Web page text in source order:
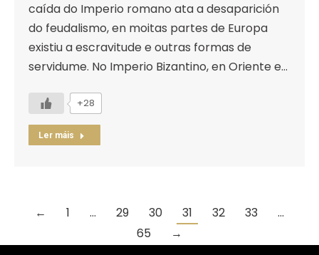
caída do Imperio romano ata a desaparición
do feudalismo, en moitas partes de Europa
existiu a escravitude e outras formas de
servidume. No Imperio Bizantino, en Oriente e…
+28
Ler máis
← 1 … 29 30 31 32 33
…
65
→